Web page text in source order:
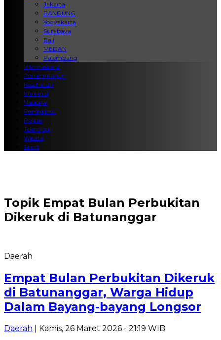
Jakarta
BANDUNG
Yogyakarta
Surabaya
Bali
MEDAN
Palembang
Internasional
Pemerintahan
Kesehatan
Kriminal
Nasional
Pendidikan
Politik
Teknologi
Wisata
Sport
Topik Empat Bulan Perbukitan
Dikeruk di Batunanggar
Daerah
Empat Bulan Perbukitan Dikeruk
di Batunanggar, Warga Hidup
Dalam Bayang-bayang Longsor
Daerah | Kamis, 26 Maret 2026 - 21:19 WIB